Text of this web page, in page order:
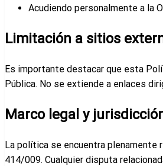
Acudiendo personalmente a la
Limitación a sitios
Es importante destacar que esta
Pública. No se extiende a enlaces
Marco legal y
La política se encuentra plenamente
414/009. Cualquier disputa